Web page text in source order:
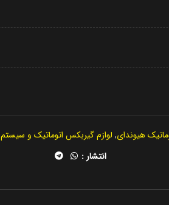
هیوندای, لوازم گیربکس اتوماتیک و سیستم 4WD
انتشار :